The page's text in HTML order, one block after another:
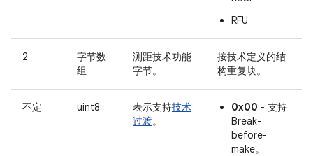
RFU
2
字节数
组
测距技术功能
字节。
按技术定义的结
构重复块。
不定 uint8 表示支持技术
过渡。
0x00 - 支持
Break-
before-
make。